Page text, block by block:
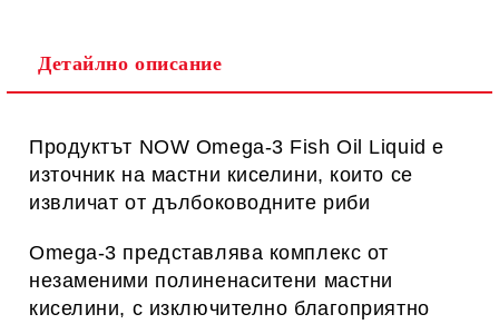
Детайлно описание
Продуктът NOW Omega-3 Fish Oil Liquid е
източник на мастни киселини, които се
извличат от дълбоководните риби
Omega-3 представлява комплекс от
незаменими полиненаситени мастни
киселини, с изключително благоприятно